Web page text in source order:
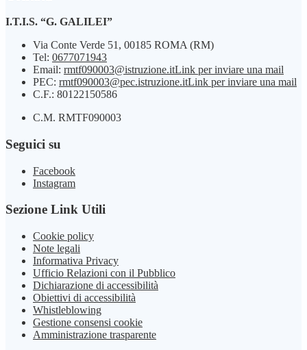
I.T.I.S. “G. GALILEI”
Via Conte Verde 51, 00185 ROMA (RM)
Tel: 0677071943
Email: rmtf090003@istruzione.itLink per inviare una mail
PEC: rmtf090003@pec.istruzione.itLink per inviare una mail
C.F.: 80122150586
C.M. RMTF090003
Seguici su
Facebook
Instagram
Sezione Link Utili
Cookie policy
Note legali
Informativa Privacy
Ufficio Relazioni con il Pubblico
Dichiarazione di accessibilità
Obiettivi di accessibilità
Whistleblowing
Gestione consensi cookie
Amministrazione trasparente